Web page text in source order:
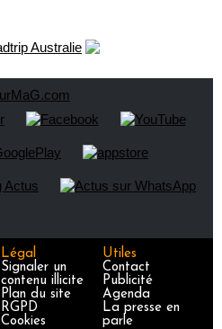
Légal
Signaler un
contenu illicite
Plan du site
RGPD
Cookies
Utiles
Contact
Publicité
Agenda
La presse en
parle